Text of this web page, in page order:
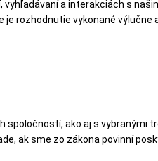
a interakciách s
rozhodnutie vykonané
ako aj s vybranými
ak sme zo zákona povinní